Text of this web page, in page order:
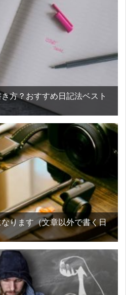
方？おすすめ日記法ベスト
ります（文章以外で書く日